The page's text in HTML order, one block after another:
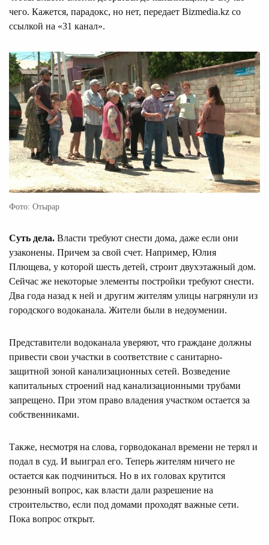
чего. Кажется, парадокс, но нет, передает Bizmedia.kz со
ссылкой на «31 канал».
Фото: Отырар
Суть дела. Власти требуют снести дома, даже если они
узаконены. Причем за свой счет. Например, Юлия
Плющева, у которой шесть детей, строит двухэтажный дом.
Сейчас же некоторые элементы постройки требуют снести.
Два года назад к ней и другим жителям улицы нагрянули из
городского водоканала. Жители были в недоумении.
Представители водоканала уверяют, что граждане должны
привести свои участки в соответствие с санитарно-
защитной зоной канализационных сетей. Возведение
капитальных строений над канализационными трубами
запрещено. При этом право владения участком остается за
собственниками.
Также, несмотря на слова, горводоканал времени не терял и
подал в суд. И выиграл его. Теперь жителям ничего не
остается как подчиниться. Но в их головах крутится
резонный вопрос, как власти дали разрешение на
строительство, если под домами проходят важные сети.
Пока вопрос открыт.